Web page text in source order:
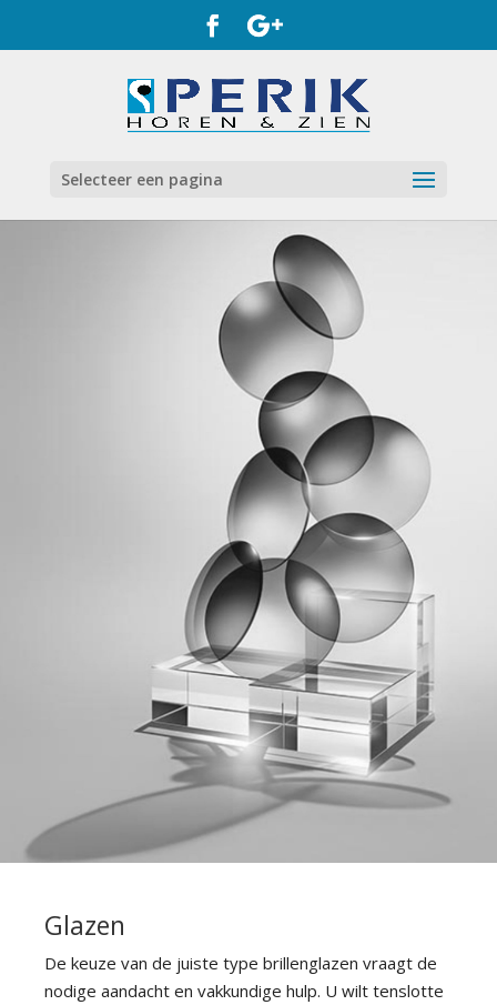
Selecteer een pagina
HOREN
Glazen
De keuze van de juiste type brillenglazen vraagt de
nodige aandacht en vakkundige hulp. U wilt tenslotte